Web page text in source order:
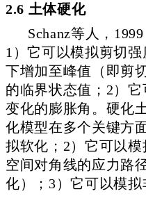
2.6 土体硬化
Schanz等人，
1）它可以模拟剪切
下增加至峰值（即剪
的临界状态值； 2）
变化的膨胀角。 硬化
化模型在多个关键方
拟软化； 2）它可以
空间对角线的应力路
化）； 3）它可以模拟